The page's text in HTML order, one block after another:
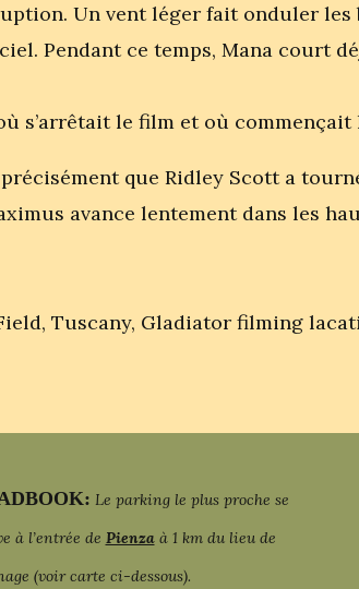
Un vent léger fait onduler les
Pendant ce temps, Mana court
s’arrêtait le film et où commençait
que Ridley Scott a
avance lentement dans les
Le parking le plus proche se
à l’entrée de Pienzaà 1 km du lieu de
(voir carte ci-dessous).